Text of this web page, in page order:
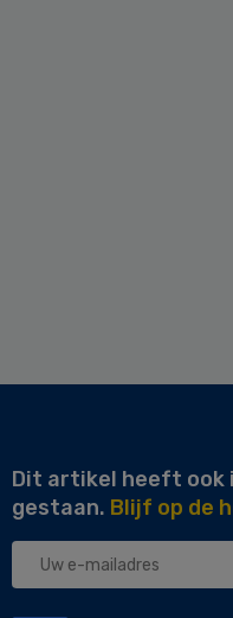
Dit artikel heeft ook
gestaan. Blijf op de
Uw